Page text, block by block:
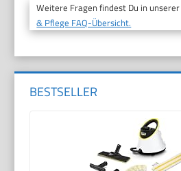
Weitere Fragen findest Du in unserer
& Pflege FAQ-Übersicht.
BESTSELLER